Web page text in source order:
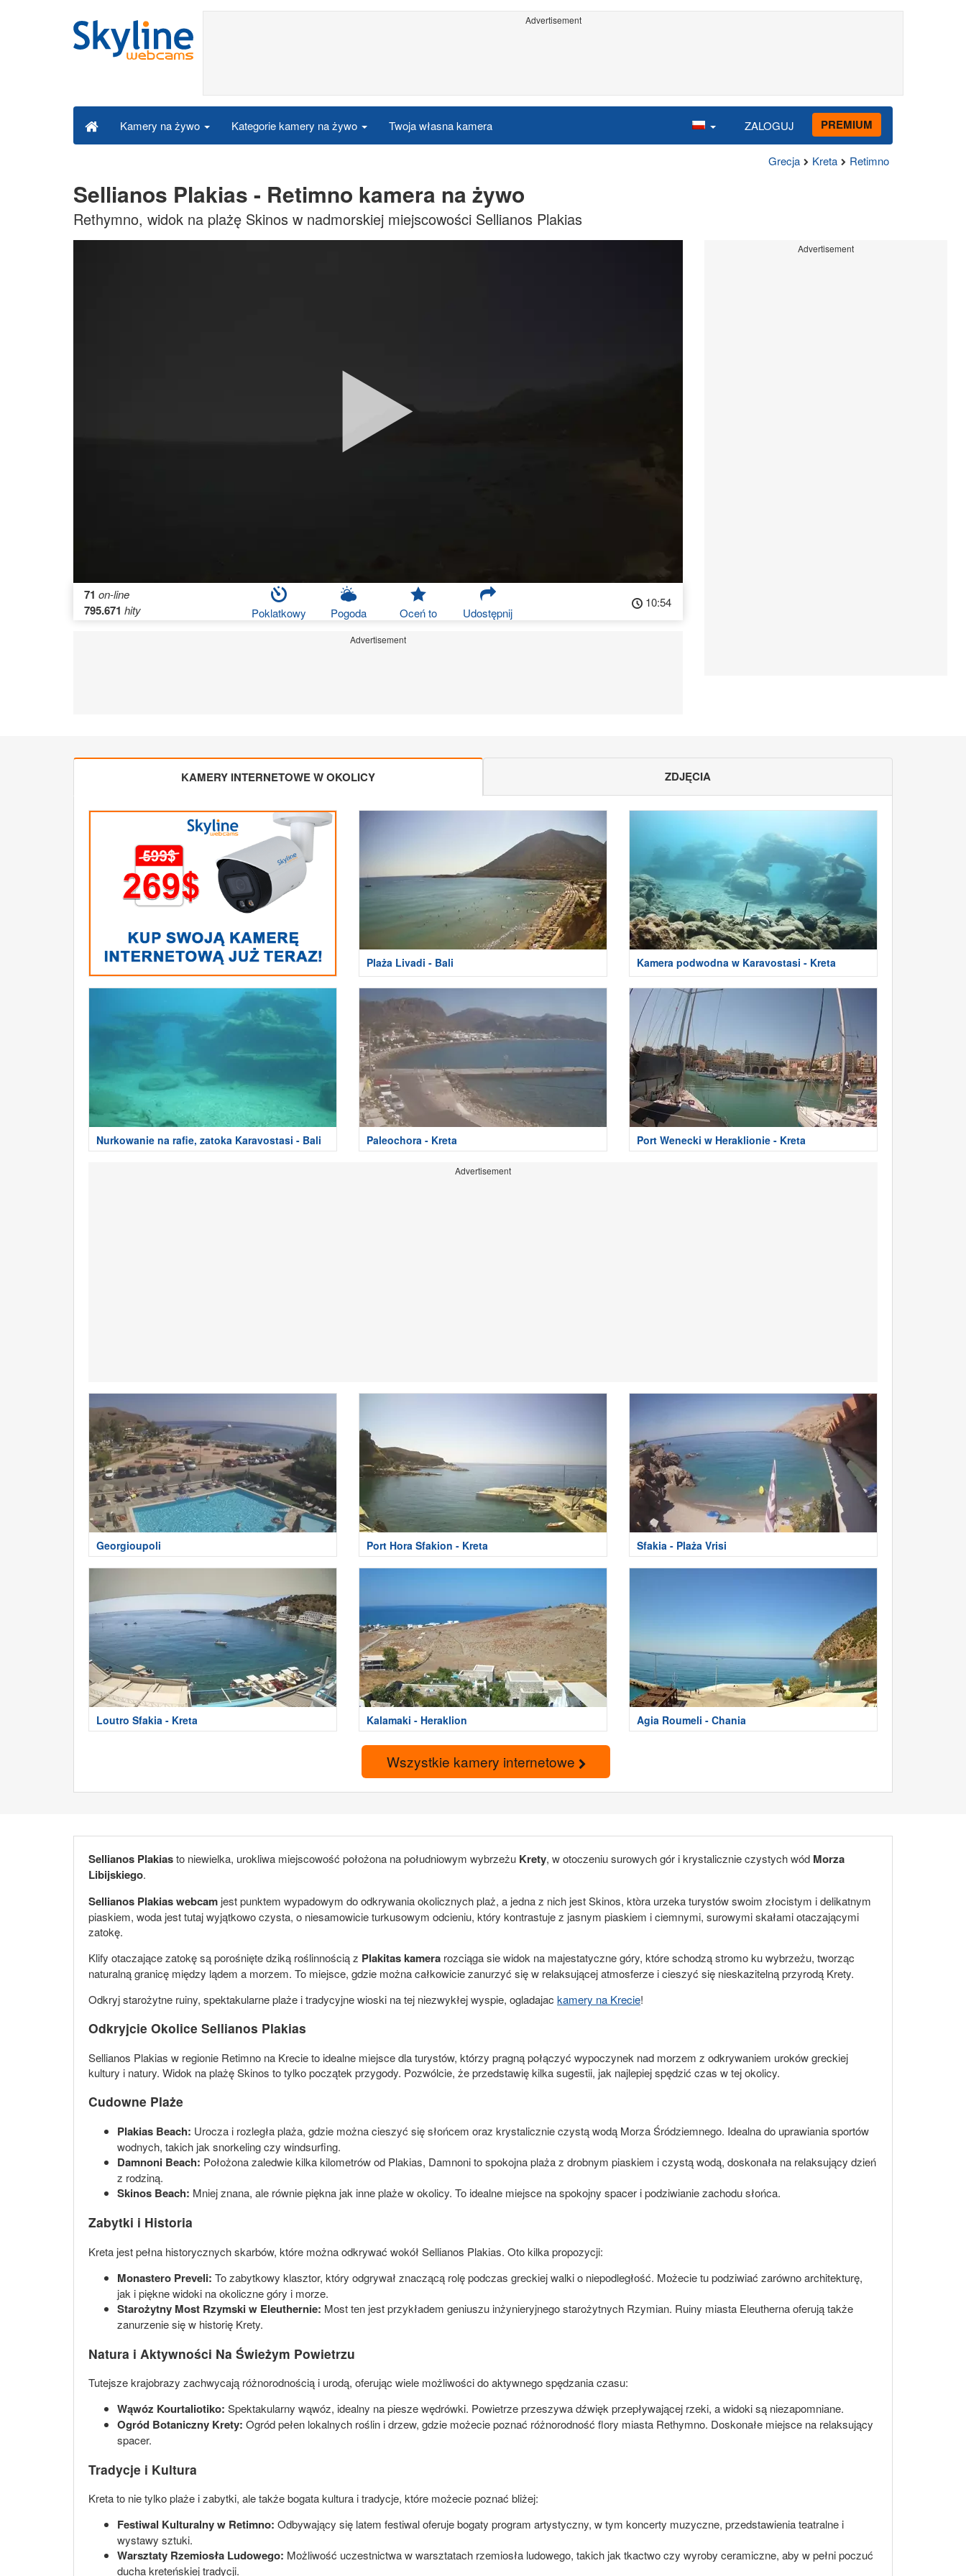
Advertisement
Kamery na żywo Kategorie kamery na żywo Twoja własna kamera ZALOGUJ PREMIUM
Grecja Kreta Retimno
Sellianos Plakias - Retimno kamera na żywo
Rethymno, widok na plażę Skinos w nadmorskiej miejscowości Sellianos Plakias
71 on-line
795.671 hity Poklatkowy Pogoda Oceń to Udostępnij
10:54
Advertisement
Advertisement
KAMERY INTERNETOWE W OKOLICY ZDJĘCIA
Plaża Livadi - Bali Kamera podwodna w Karavostasi - Kreta
Nurkowanie na rafie, zatoka Karavostasi - Bali Paleochora - Kreta Port Wenecki w Heraklionie - Kreta
Advertisement
Georgioupoli Port Hora Sfakion - Kreta Sfakia - Plaża Vrisi
Loutro Sfakia - Kreta Kalamaki - Heraklion Agia Roumeli - Chania
Wszystkie kamery internetowe
Sellianos Plakiasto niewielka, urokliwa miejscowość położona na południowym wybrzeżu Krety, w otoczeniu surowych gór i krystalicznie czystych wód Morza
Libijskiego.
Sellianos Plakias webcam jest punktem wypadowym do odkrywania okolicznych plaż, a jedna z nich jest Skinos, ktòra urzeka turystów swoim złocistym i delikatnym
piaskiem, woda jest tutaj wyjątkowo czysta, o niesamowicie turkusowym odcieniu, który kontrastuje z jasnym piaskiem i ciemnymi, surowymi skałami otaczającymi
zatokę.
Klify otaczające zatokę są porośnięte dziką roślinnością z Plakitas kamera rozciąga sie widok na majestatyczne góry, które schodzą stromo ku wybrzeżu, tworząc
naturalną granicę między lądem a morzem. To miejsce, gdzie można całkowicie zanurzyć się w relaksującej atmosferze i cieszyć się nieskazitelną przyrodą Krety.
Odkryj starożytne ruiny, spektakularne plaże i tradycyjne wioski na tej niezwykłej wyspie, ogladajac kamery na Krecie!
Odkryjcie Okolice Sellianos Plakias
Sellianos Plakias w regionie Retimno na Krecie to idealne miejsce dla turystów, którzy pragną połączyć wypoczynek nad morzem z odkrywaniem uroków greckiej
kultury i natury. Widok na plażę Skinos to tylko początek przygody. Pozwólcie, że przedstawię kilka sugestii, jak najlepiej spędzić czas w tej okolicy.
Cudowne Plaże
Plakias Beach: Urocza i rozległa plaża, gdzie można cieszyć się słońcem oraz krystalicznie czystą wodą Morza Śródziemnego. Idealna do uprawiania sportów
wodnych, takich jak snorkeling czy windsurfing.
Damnoni Beach: Położona zaledwie kilka kilometrów od Plakias, Damnoni to spokojna plaża z drobnym piaskiem i czystą wodą, doskonała na relaksujący dzień
z rodziną.
Skinos Beach: Mniej znana, ale równie piękna jak inne plaże w okolicy. To idealne miejsce na spokojny spacer i podziwianie zachodu słońca.
Zabytki i Historia
Kreta jest pełna historycznych skarbów, które można odkrywać wokół Sellianos Plakias. Oto kilka propozycji:
Monastero Preveli: To zabytkowy klasztor, który odgrywał znaczącą rolę podczas greckiej walki o niepodległość. Możecie tu podziwiać zarówno architekturę,
jak i piękne widoki na okoliczne góry i morze.
Starożytny Most Rzymski w Eleuthernie: Most ten jest przykładem geniuszu inżynieryjnego starożytnych Rzymian. Ruiny miasta Eleutherna oferują także
zanurzenie się w historię Krety.
Natura i Aktywności Na Świeżym Powietrzu
Tutejsze krajobrazy zachwycają różnorodnością i urodą, oferując wiele możliwości do aktywnego spędzania czasu:
Wąwóz Kourtaliotiko: Spektakularny wąwóz, idealny na piesze wędrówki. Powietrze przeszywa dźwięk przepływającej rzeki, a widoki są niezapomniane.
Ogród Botaniczny Krety: Ogród pełen lokalnych roślin i drzew, gdzie możecie poznać różnorodność flory miasta Rethymno. Doskonałe miejsce na relaksujący
spacer.
Tradycje i Kultura
Kreta to nie tylko plaże i zabytki, ale także bogata kultura i tradycje, które możecie poznać bliżej:
Festiwal Kulturalny w Retimno: Odbywający się latem festiwal oferuje bogaty program artystyczny, w tym koncerty muzyczne, przedstawienia teatralne i
wystawy sztuki.
Warsztaty Rzemiosła Ludowego: Możliwość uczestnictwa w warsztatach rzemiosła ludowego, takich jak tkactwo czy wyroby ceramiczne, aby w pełni poczuć
ducha kreteńskiej tradycji.